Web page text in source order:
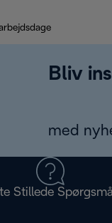
Bliv
med
Stillede